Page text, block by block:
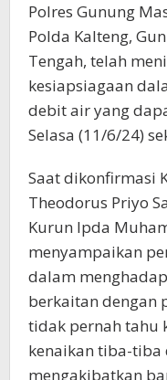
Polres Gunung
Polda Kalteng,
Tengah, telah
kesiapsiagaan
debit air yang
Selasa (11/6/24)
Saat dikonfirmasi
Theodorus Priyo
Kurun Ipda
menyampaikan
dalam
berkaitan dengan
tidak pernah tahu
kenaikan tiba-
mengakibatkan